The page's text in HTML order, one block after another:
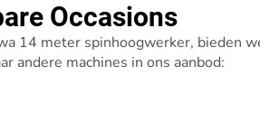
Occasions
14 meter spinhoogwerker, bieden
andere machines in ons aanbod: